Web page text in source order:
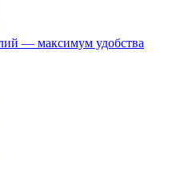
— максимум удобства